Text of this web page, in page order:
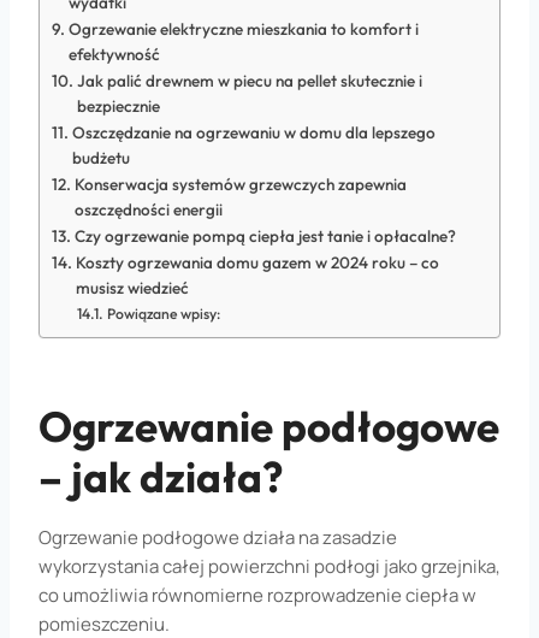
Ogrzewanie elektryczne mieszkania to komfort i
efektywność
Jak palić drewnem w piecu na pellet skutecznie i
bezpiecznie
Oszczędzanie na ogrzewaniu w domu dla lepszego
budżetu
Konserwacja systemów grzewczych zapewnia
oszczędności energii
Czy ogrzewanie pompą ciepła jest tanie i opłacalne?
Koszty ogrzewania domu gazem w 2024 roku – co
musisz wiedzieć
Powiązane wpisy:
Ogrzewanie podłogowe
– jak działa?
Ogrzewanie podłogowe działa na zasadzie
wykorzystania całej powierzchni podłogi jako grzejnika,
co umożliwia równomierne rozprowadzenie ciepła w
pomieszczeniu.